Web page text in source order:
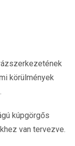
körülmények
kúpgörgős
van tervezve.